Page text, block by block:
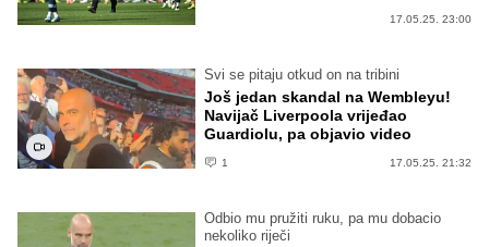
17.05.25. 23:00
Svi se pitaju otkud on na tribini
Još jedan skandal na Wembleyu!
Navijač Liverpoola vrijeđao
Guardiolu, pa objavio video
1 17.05.25. 21:32
Odbio mu pružiti ruku, pa mu dobacio
nekoliko riječi